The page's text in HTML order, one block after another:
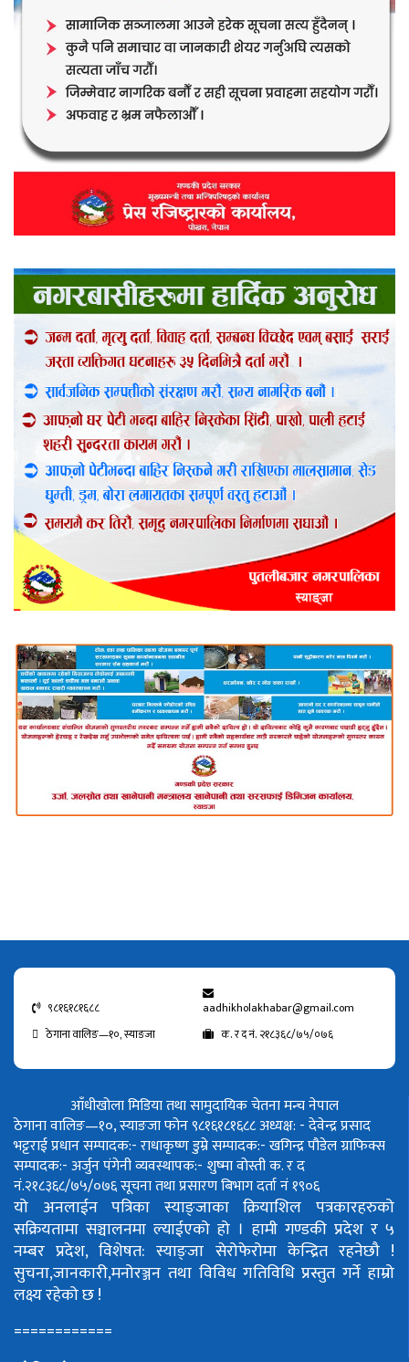
९८१६१८१६८८
aadhikholakhabar@gmail.com
ठेगाना वालिङ—१०, स्याङजा
क. र द नं. २१८३६८/७५/०७६
आँधीखोला मिडिया तथा सामुदायिक चेतना मन्च नेपाल
ठेगाना वालिङ—१०, स्याङजा फोन ९८१६१८१६८८अध्यक्ष: - देवेन्द्र प्रसाद
भट्टराईप्रधान सम्पादक:- राधाकृष्ण डुम्रेसम्पादक:- खगिन्द्र पौडेलग्राफिक्स
सम्पादक:- अर्जुन पंगेनीव्यवस्थापक:- शुष्मा वोस्तीक. र द
नं.२१८३६८/७५/०७६सूचना तथा प्रसारण बिभाग दर्ता नं १९०६
यो अनलाईन पत्रिका स्याङ्जाका क्रियाशिल पत्रकारहरुको
सक्रियतामा सञ्चालनमा ल्याईएको हो । हामी गण्डकी प्रदेश र ५
नम्बर प्रदेश, विशेषत: स्याङ्जा सेरोफेरोमा केन्द्रित रहनेछौ !
सुचना,जानकारी,मनोरञ्जन तथा विविध गतिविधि प्रस्तुत गर्ने हाम्रो
लक्ष्य रहेको छ !
============